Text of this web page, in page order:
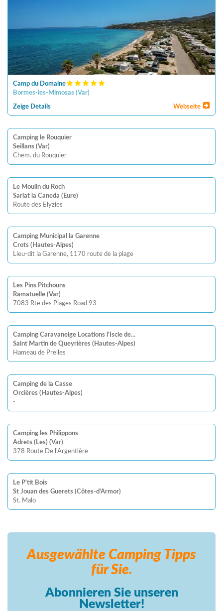
Camp du Domaine
Bormes-les-Mimosas (Var)
Zeige Details Webseite
Camping le Rouquier
Seillans (Var)
Chem. du Rouquier
Le Moulin du Roch
Sarlat la Caneda (Eure)
Route des Elyzies
Camping Municipal la Garenne
Crots (Hautes-Alpes)
Lieu-dit la Garenne, 1170 route de la plage
Les Pins Pitchouns
Ramatuelle (Var)
7083 Rte des Plages Road 93
Camping Caravaneige Locations l'Iscle de...
Saint Martin de Queyrières (Hautes-Alpes)
Hameau de Prelles
Camping de la Casse
Orcières (Hautes-Alpes)
-
Camping les Philippons
Adrets (Les) (Var)
378 Route De l'Argentière
Le P'tit Bois
St Jouan des Guerets (Côtes-d'Armor)
St. Malo
Ausgewählte Camping Tipps
für Sie.
Abonnieren Sie unseren
Newsletter!